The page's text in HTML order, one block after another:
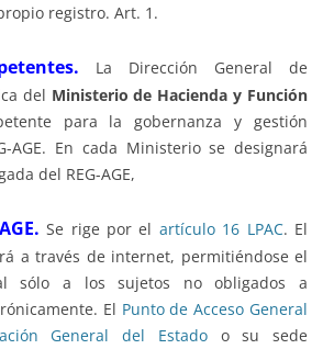
registro. Art. 1.
La Dirección General de
del Ministerio de Hacienda y Función
para la gobernanza y gestión
AGE. En cada Ministerio se designará
del REG-AGE,
Se rige por el artículo 16 LPAC. El
a través de internet, permitiéndose el
sólo a los sujetos no obligados a
El Punto de Acceso General
General del Estadoo su sede